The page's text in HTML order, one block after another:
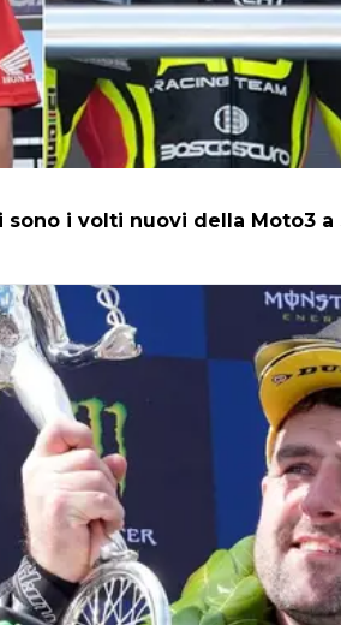
i volti nuovi della Moto3 a